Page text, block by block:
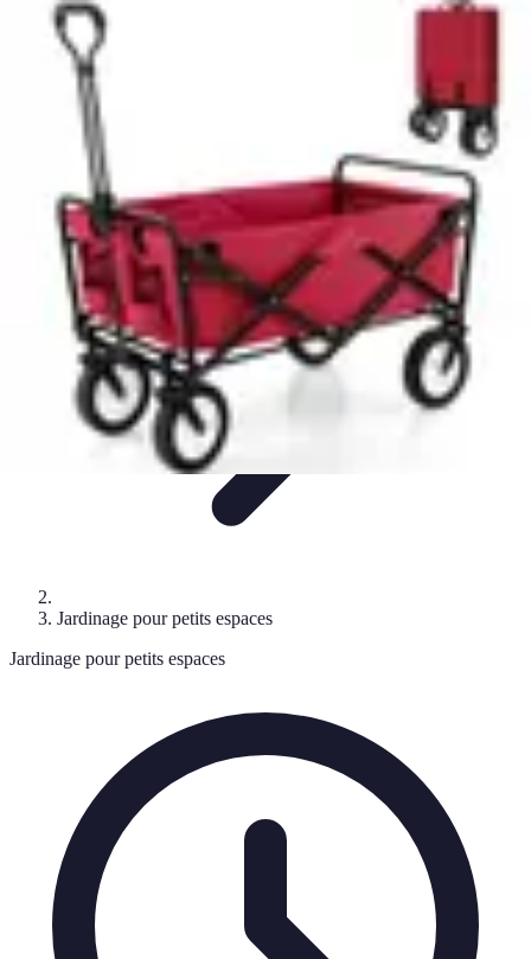
Jardinage Petits Espaces
Plantes adaptées
pratiques
Jardinage Petits Espaces
Jardinage pour petits espaces
Jardinage pour petits espaces